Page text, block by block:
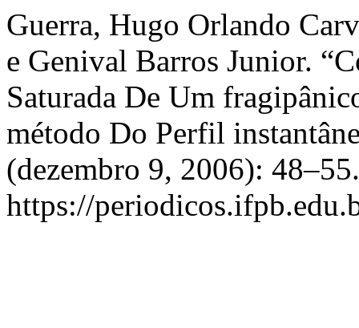
Guerra, Hugo Orlando
e Genival Barros Junior.
Saturada De Um
método Do Perfil
(dezembro 9, 2006):
https://